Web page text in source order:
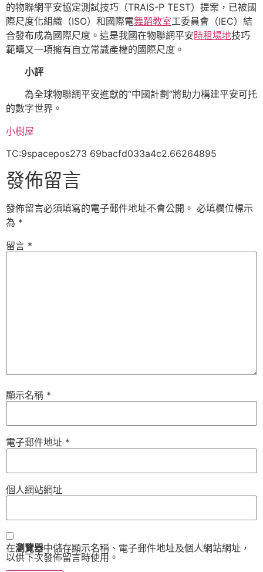
的物聯網平安協定測試技巧（TRAIS-P TEST）提案，已被國
際尺度化組織（ISO）和國際電舞蹈教室工委員會（IEC）結
合發布成為國際尺度。這是我國在物聯網平安時租場地技巧
範疇又一項擁有自立常識產權的國際尺度。
小評
為全球物聯網平安進獻的“中國計劃”將助力構建平安可托
的數字世界。
小樹屋
TC:9spacepos273 69bacfd033a4c2.66264895
發佈留言
發佈留言必須填寫的電子郵件地址不會公開。 必填欄位標示
為 *
留言 *
顯示名稱 *
電子郵件地址 *
個人網站網址
在瀏覽器中儲存顯示名稱、電子郵件地址及個人網站網址，
以供下次發佈留言時使用。